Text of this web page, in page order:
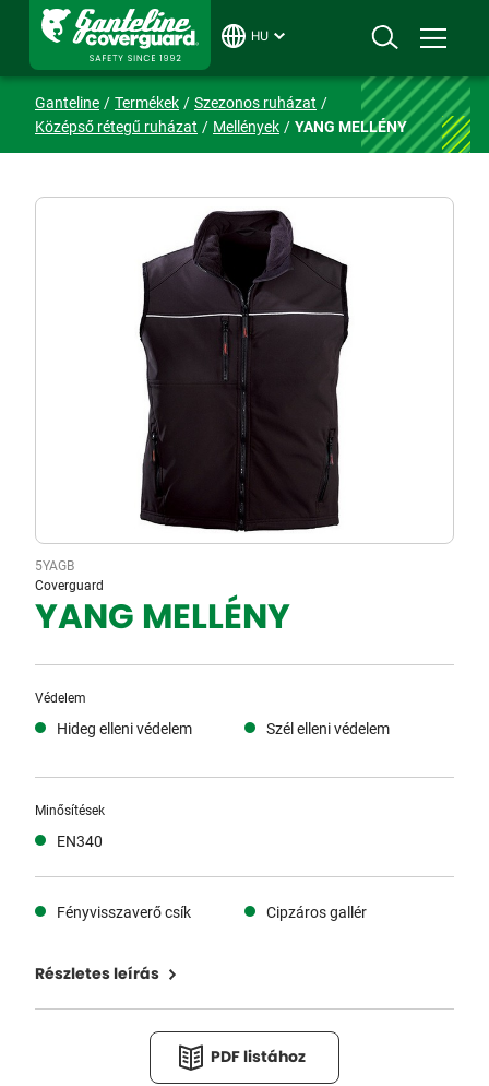
HU
Ganteline Termékek
Szezonos ruházat
Középső rétegű ruházat
Mellények YANG MELLÉNY
5YAGB
Coverguard
YANG MELLÉNY
Védelem
Hideg elleni védelem Szél elleni védelem
Minősítések
EN340
Fényvisszaverő csík Cipzáros gallér
Részletes leírás
PDF listához